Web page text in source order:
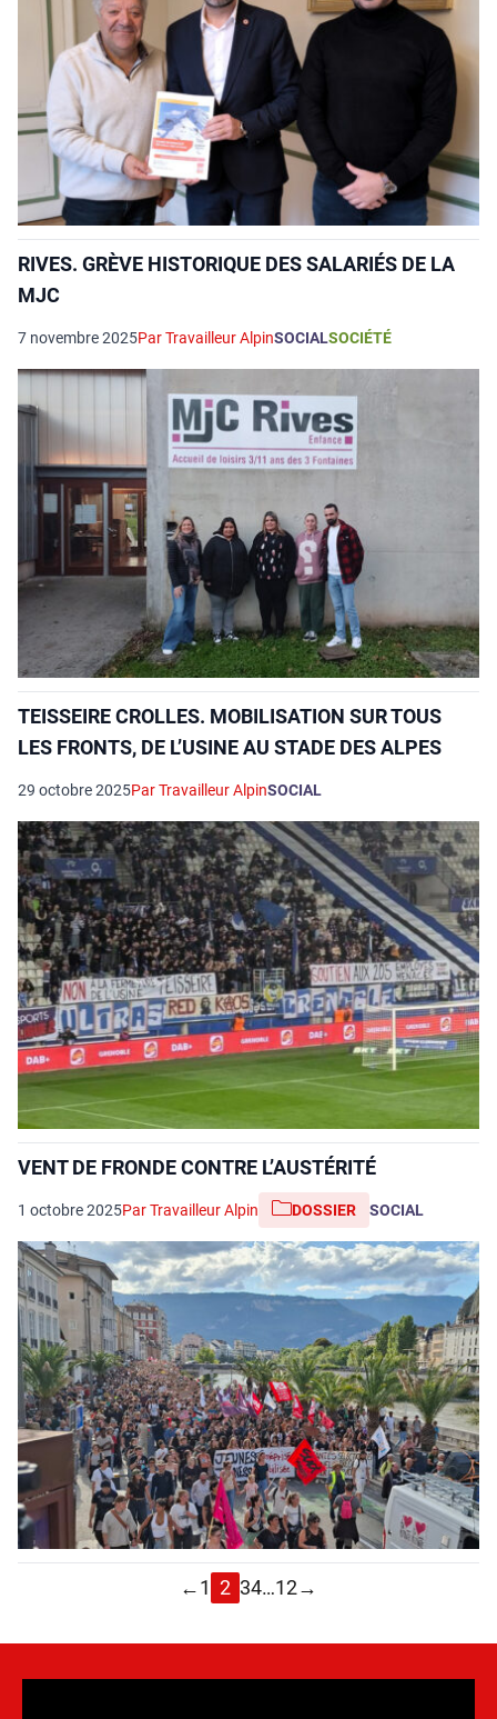
RIVES. GRÈVE HISTORIQUE DES SALARIÉS DE LA
MJC
7 novembre 2025Par Travailleur AlpinSOCIALSOCIÉTÉ
TEISSEIRE CROLLES. MOBILISATION SUR TOUS
LES FRONTS, DE L’USINE AU STADE DES ALPES
29 octobre 2025Par Travailleur AlpinSOCIAL
VENT DE FRONDE CONTRE L’AUSTÉRITÉ
1 octobre 2025Par Travailleur Alpin DOSSIER SOCIAL
←1 2 34…12→